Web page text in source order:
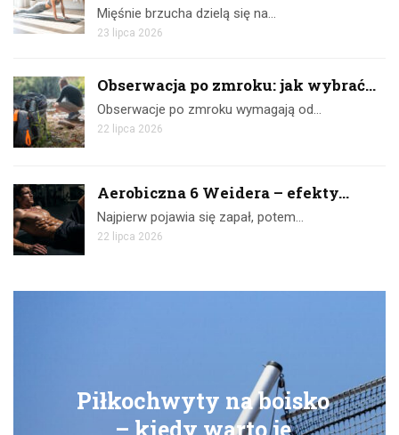
Mięśnie brzucha dzielą się na…
23 lipca 2026
Obserwacja po zmroku: jak wybrać...
Obserwacje po zmroku wymagają od…
22 lipca 2026
Aerobiczna 6 Weidera – efekty...
Najpierw pojawia się zapał, potem…
22 lipca 2026
na boisko
warto je
Ćwiczenia